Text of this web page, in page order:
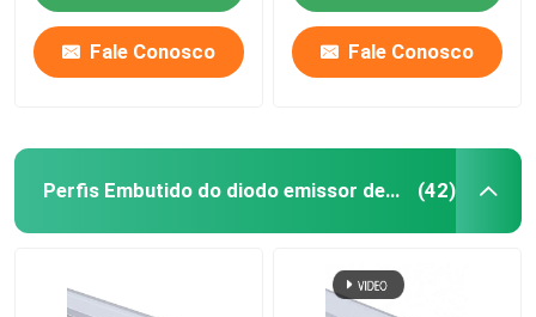
Fale Conosco Fale Conosco
Perfis Embutido do diodo emissor de luz (42)